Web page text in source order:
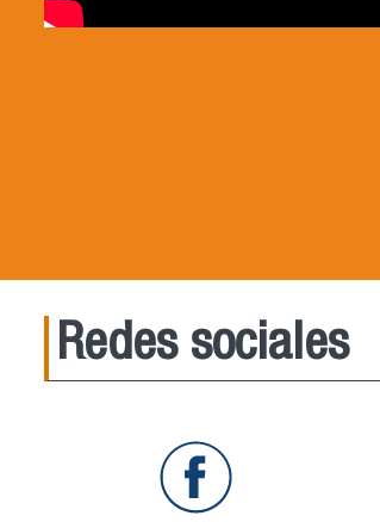
Redes sociales